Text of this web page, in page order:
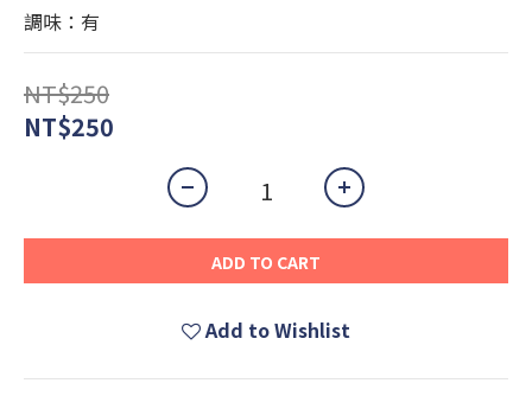
調味：有
NT$250
NT$250
ADD TO CART
Add to Wishlist